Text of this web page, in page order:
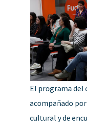
El programa del
acompañado
cultural y de